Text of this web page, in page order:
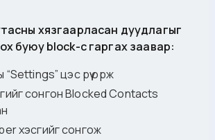
хязгаарласан дуудлагыг
буюу block-с гаргах заавар:
цэс рүү орж
сонгон Blocked Contacts
хэсгийг сонгож